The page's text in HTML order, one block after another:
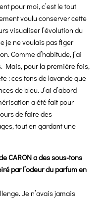
pour moi, c’est le tout
voulu conserver cette
visualiser l’évolution du
je ne voulais pas figer
Comme d’habitude, j’ai
Mais, pour la première fois,
: ces tons de lavande que
de bleu. J’ai d’abord
a été fait pour
de faire des
tout en gardant une
CARON a des sous-tons
par l’odeur du parfum en
Je n’avais jamais